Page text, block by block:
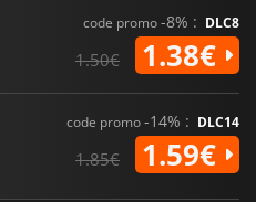
code promo-8% : DLC8
1.50€ 1.38€
code promo-14% : DLC14
1.85€ 1.59€